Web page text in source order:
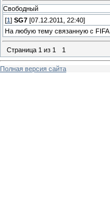
Свободный
[1 ] SG7 [07.12.2011, 22:40]
На любую тему связанную с FIFA
Страница 1 из 1 1
Полная версия сайта